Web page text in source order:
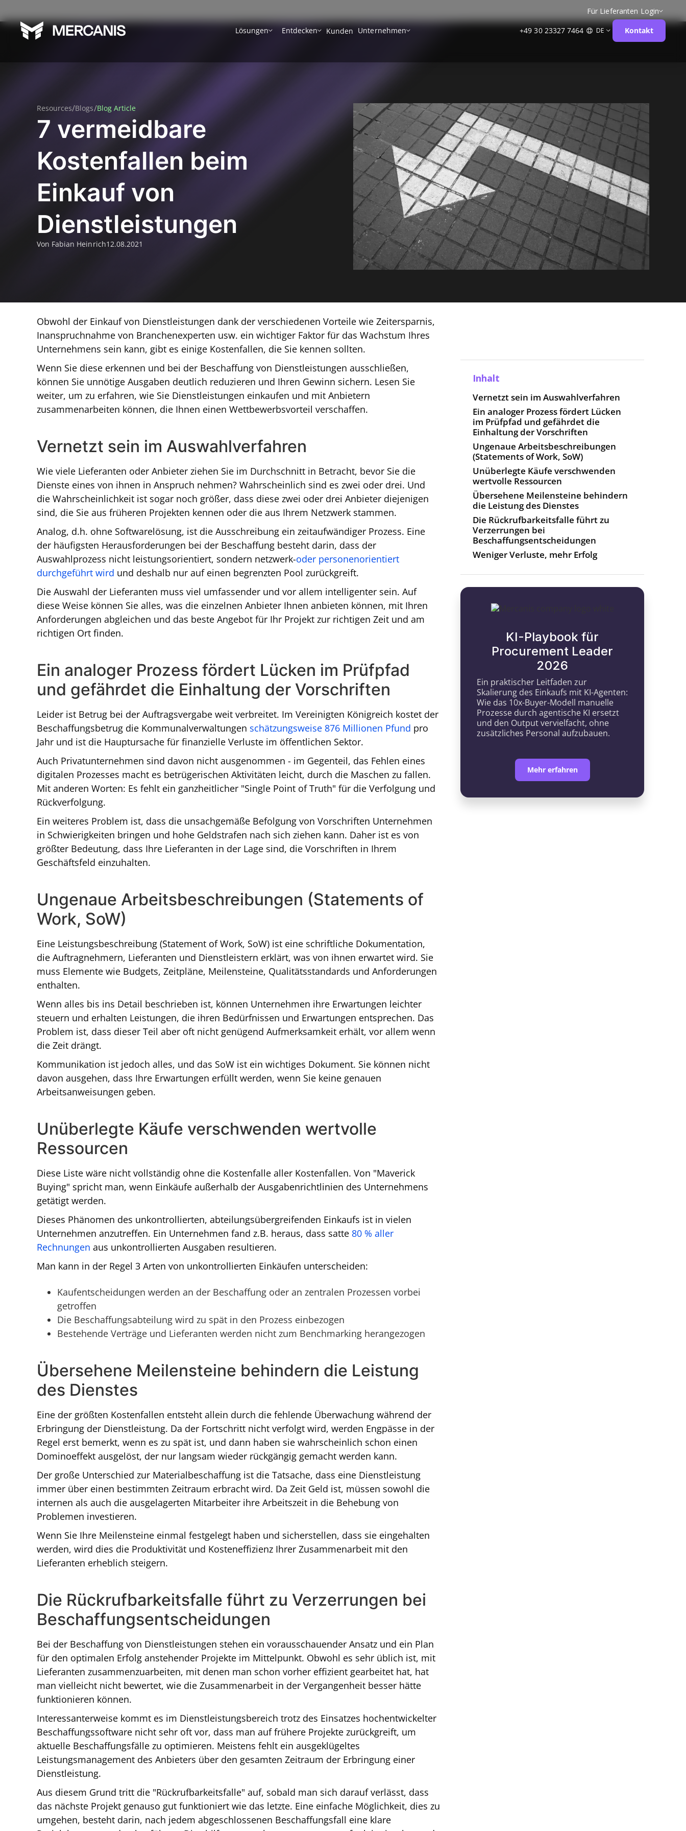
Für Lieferanten Login
Lösungen
Entdecken Kunden Unternehmen +49 30 23327 7464 DE Kontakt
Resources/Blogs/Blog Article
7 vermeidbare
Kostenfallen beim
Einkauf von
Dienstleistungen
Von Fabian Heinrich12.08.2021
Obwohl der Einkauf von Dienstleistungen dank der verschiedenen Vorteile wie Zeitersparnis,
Inanspruchnahme von Branchenexperten usw. ein wichtiger Faktor für das Wachstum Ihres
Unternehmens sein kann, gibt es einige Kostenfallen, die Sie kennen sollten.
Wenn Sie diese erkennen und bei der Beschaffung von Dienstleistungen ausschließen,
können Sie unnötige Ausgaben deutlich reduzieren und Ihren Gewinn sichern. Lesen Sie
weiter, um zu erfahren, wie Sie Dienstleistungen einkaufen und mit Anbietern
zusammenarbeiten können, die Ihnen einen Wettbewerbsvorteil verschaffen.
Vernetzt sein im Auswahlverfahren
Wie viele Lieferanten oder Anbieter ziehen Sie im Durchschnitt in Betracht, bevor Sie die
Dienste eines von ihnen in Anspruch nehmen? Wahrscheinlich sind es zwei oder drei. Und
die Wahrscheinlichkeit ist sogar noch größer, dass diese zwei oder drei Anbieter diejenigen
sind, die Sie aus früheren Projekten kennen oder die aus Ihrem Netzwerk stammen.
Analog, d.h. ohne Softwarelösung, ist die Ausschreibung ein zeitaufwändiger Prozess. Eine
der häufigsten Herausforderungen bei der Beschaffung besteht darin, dass der
Auswahlprozess nicht leistungsorientiert, sondern netzwerk-oder personenorientiert
durchgeführt wird und deshalb nur auf einen begrenzten Pool zurückgreift.
Die Auswahl der Lieferanten muss viel umfassender und vor allem intelligenter sein. Auf
diese Weise können Sie alles, was die einzelnen Anbieter Ihnen anbieten können, mit Ihren
Anforderungen abgleichen und das beste Angebot für Ihr Projekt zur richtigen Zeit und am
richtigen Ort finden.
Ein analoger Prozess fördert Lücken im Prüfpfad
und gefährdet die Einhaltung der Vorschriften
Leider ist Betrug bei der Auftragsvergabe weit verbreitet. Im Vereinigten Königreich kostet der
Beschaffungsbetrug die Kommunalverwaltungen schätzungsweise 876 Millionen Pfund pro
Jahr und ist die Hauptursache für finanzielle Verluste im öffentlichen Sektor.
Auch Privatunternehmen sind davon nicht ausgenommen - im Gegenteil, das Fehlen eines
digitalen Prozesses macht es betrügerischen Aktivitäten leicht, durch die Maschen zu fallen.
Mit anderen Worten: Es fehlt ein ganzheitlicher "Single Point of Truth" für die Verfolgung und
Rückverfolgung.
Ein weiteres Problem ist, dass die unsachgemäße Befolgung von Vorschriften Unternehmen
in Schwierigkeiten bringen und hohe Geldstrafen nach sich ziehen kann. Daher ist es von
größter Bedeutung, dass Ihre Lieferanten in der Lage sind, die Vorschriften in Ihrem
Geschäftsfeld einzuhalten.
Ungenaue Arbeitsbeschreibungen (Statements of
Work, SoW)
Eine Leistungsbeschreibung (Statement of Work, SoW) ist eine schriftliche Dokumentation,
die Auftragnehmern, Lieferanten und Dienstleistern erklärt, was von ihnen erwartet wird. Sie
muss Elemente wie Budgets, Zeitpläne, Meilensteine, Qualitätsstandards und Anforderungen
enthalten.
Wenn alles bis ins Detail beschrieben ist, können Unternehmen ihre Erwartungen leichter
steuern und erhalten Leistungen, die ihren Bedürfnissen und Erwartungen entsprechen. Das
Problem ist, dass dieser Teil aber oft nicht genügend Aufmerksamkeit erhält, vor allem wenn
die Zeit drängt.
Kommunikation ist jedoch alles, und das SoW ist ein wichtiges Dokument. Sie können nicht
davon ausgehen, dass Ihre Erwartungen erfüllt werden, wenn Sie keine genauen
Arbeitsanweisungen geben.
Unüberlegte Käufe verschwenden wertvolle
Ressourcen
Diese Liste wäre nicht vollständig ohne die Kostenfalle aller Kostenfallen. Von "Maverick
Buying" spricht man, wenn Einkäufe außerhalb der Ausgabenrichtlinien des Unternehmens
getätigt werden.
Dieses Phänomen des unkontrollierten, abteilungsübergreifenden Einkaufs ist in vielen
Unternehmen anzutreffen. Ein Unternehmen fand z.B. heraus, dass satte 80 % aller
Rechnungen aus unkontrollierten Ausgaben resultieren.
Man kann in der Regel 3 Arten von unkontrollierten Einkäufen unterscheiden:
Kaufentscheidungen werden an der Beschaffung oder an zentralen Prozessen vorbei
getroffen
Die Beschaffungsabteilung wird zu spät in den Prozess einbezogen
Bestehende Verträge und Lieferanten werden nicht zum Benchmarking herangezogen
Übersehene Meilensteine behindern die Leistung
des Dienstes
Eine der größten Kostenfallen entsteht allein durch die fehlende Überwachung während der
Erbringung der Dienstleistung. Da der Fortschritt nicht verfolgt wird, werden Engpässe in der
Regel erst bemerkt, wenn es zu spät ist, und dann haben sie wahrscheinlich schon einen
Dominoeffekt ausgelöst, der nur langsam wieder rückgängig gemacht werden kann.
Der große Unterschied zur Materialbeschaffung ist die Tatsache, dass eine Dienstleistung
immer über einen bestimmten Zeitraum erbracht wird. Da Zeit Geld ist, müssen sowohl die
internen als auch die ausgelagerten Mitarbeiter ihre Arbeitszeit in die Behebung von
Problemen investieren.
Wenn Sie Ihre Meilensteine einmal festgelegt haben und sicherstellen, dass sie eingehalten
werden, wird dies die Produktivität und Kosteneffizienz Ihrer Zusammenarbeit mit den
Lieferanten erheblich steigern.
Die Rückrufbarkeitsfalle führt zu Verzerrungen bei
Beschaffungsentscheidungen
Bei der Beschaffung von Dienstleistungen stehen ein vorausschauender Ansatz und ein Plan
für den optimalen Erfolg anstehender Projekte im Mittelpunkt. Obwohl es sehr üblich ist, mit
Lieferanten zusammenzuarbeiten, mit denen man schon vorher effizient gearbeitet hat, hat
man vielleicht nicht bewertet, wie die Zusammenarbeit in der Vergangenheit besser hätte
funktionieren können.
Interessanterweise kommt es im Dienstleistungsbereich trotz des Einsatzes hochentwickelter
Beschaffungssoftware nicht sehr oft vor, dass man auf frühere Projekte zurückgreift, um
aktuelle Beschaffungsfälle zu optimieren. Meistens fehlt ein ausgeklügeltes
Leistungsmanagement des Anbieters über den gesamten Zeitraum der Erbringung einer
Dienstleistung.
Aus diesem Grund tritt die "Rückrufbarkeitsfalle" auf, sobald man sich darauf verlässt, dass
das nächste Projekt genauso gut funktioniert wie das letzte. Eine einfache Möglichkeit, dies zu
umgehen, besteht darin, nach jedem abgeschlossenen Beschaffungsfall eine klare
Inhalt
Vernetzt sein im Auswahlverfahren
Ein analoger Prozess fördert Lücken
im Prüfpfad und gefährdet die
Einhaltung der Vorschriften
Ungenaue Arbeitsbeschreibungen
(Statements of Work, SoW)
Unüberlegte Käufe verschwenden
wertvolle Ressourcen
Übersehene Meilensteine behindern
die Leistung des Dienstes
Die Rückrufbarkeitsfalle führt zu
Verzerrungen bei
Beschaffungsentscheidungen
Weniger Verluste, mehr Erfolg
KI-Playbook für
Procurement Leader
2026
Ein praktischer Leitfaden zur
Skalierung des Einkaufs mit KI-Agenten:
Wie das 10x-Buyer-Modell manuelle
Prozesse durch agentische KI ersetzt
und den Output vervielfacht, ohne
zusätzliches Personal aufzubauen.
Mehr erfahren